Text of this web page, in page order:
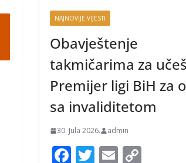
NAJNOVIJE VIJESTI
Obavještenje
takmičarima za
Premijer ligi BiH za
sa invaliditetom
30. Jula 2026. admin
F T E